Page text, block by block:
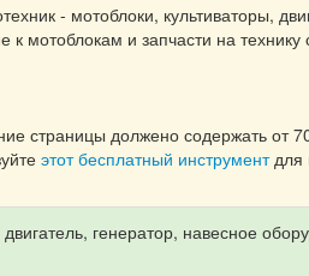
- мотоблоки, культиваторы,
к мотоблокам и запчасти на технику
страницы должено содержать от
этот бесплатный инструментдля
двигатель, генератор, навесное